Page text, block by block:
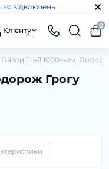
відключень
Клієнту
0
Пазли Trefl 1000 елм.
Грогу